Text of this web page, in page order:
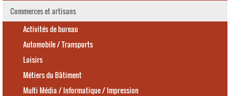
Commerces et artisans
Activités de bureau
Automobile / Transports
Loisirs
Métiers du Bâtiment
Multi Média / Informatique / Impression